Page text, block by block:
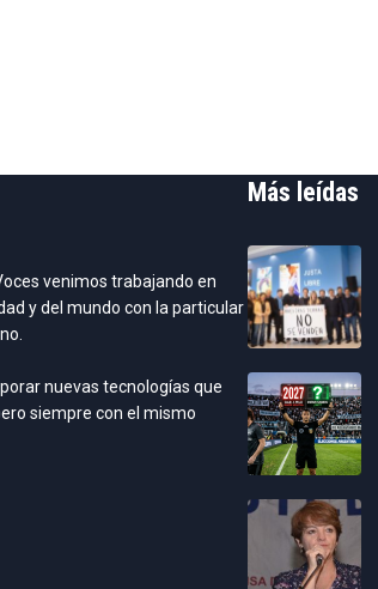
venimos trabajando en
y del mundo con la particular
nuevas tecnologías que
siempre con el mismo
Más leídas